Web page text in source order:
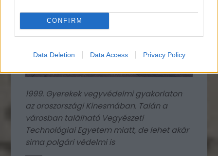
CONFIRM
Data Deletion Data Access Privacy Policy
1999. Gyerekek vegyvédelmi gyakorlaton
az oroszországi Kinesmában. Talán a
városban található Vegyészeti
Technológiai Egyetem miatt, de lehet akár
sima polgári védelmi is